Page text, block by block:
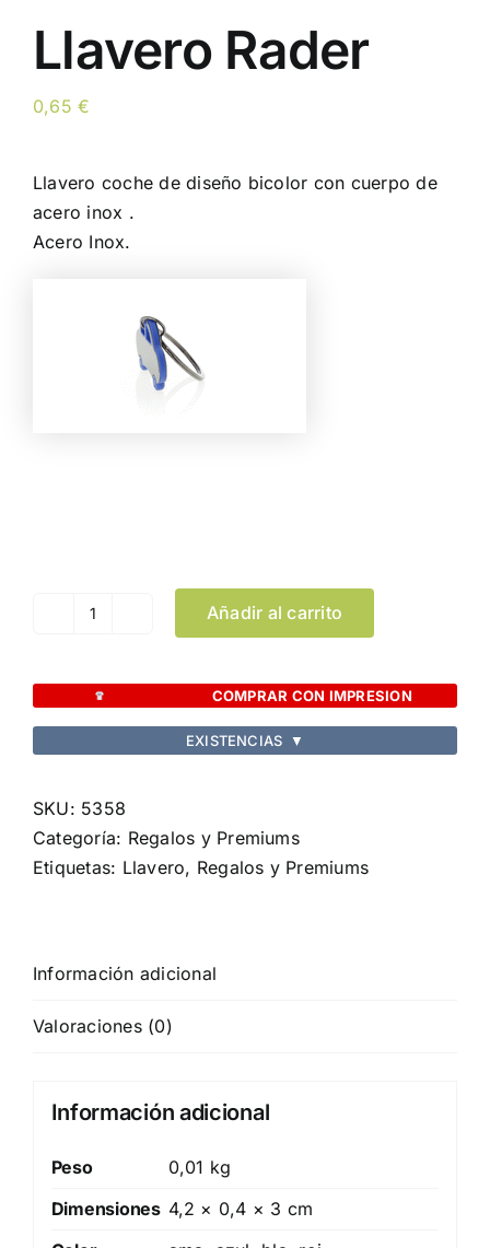
Llavero Rader
0,65€
Llavero coche de diseño bicolor con cuerpo de
acero inox .
Acero Inox.
Llavero
cantidad
Añadir al carrito
COMPRAR CON IMPRESION
EXISTENCIAS ▼
SKU: 5358
Categoría: Regalos y Premiums
Etiquetas: Llavero, Regalos y Premiums
Información adicional
Valoraciones (0)
Información adicional
Peso
0,01 kg
Dimensiones 4,2 × 0,4 × 3 cm